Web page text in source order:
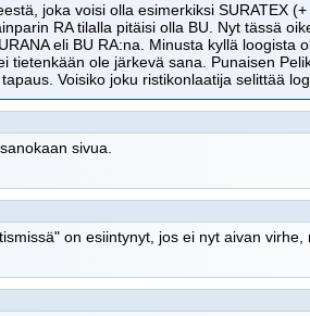
joka voisi olla esimerkiksi SURATEX
RA tilalla pitäisi olla BU. Nyt tässä
eli BU RA:na. Minusta kyllä loogista
tietenkään ole järkevä sana. Punaisen
Voisiko joku ristikonlaatija selittää
sivua.
on esiintynyt, jos ei nyt aivan virhe,